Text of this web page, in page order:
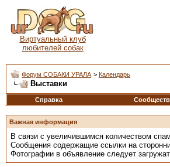
Виртуальный клуб
любителей собак
Форум СОБАКИ УРАЛА > Календарь
Выставки
Справка
Важная информация
В связи с увеличившимся количеством
Сообщения содержащие ссылки на
Фотографии в объявление следует